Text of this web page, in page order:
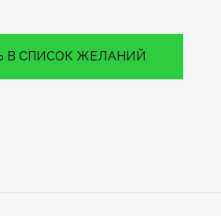
В СПИСОК ЖЕЛАНИЙ